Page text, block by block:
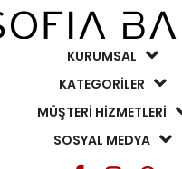
KURUMSAL
KATEGORİLER
MÜŞTERİ HİZMETLERİ
SOSYAL MEDYA